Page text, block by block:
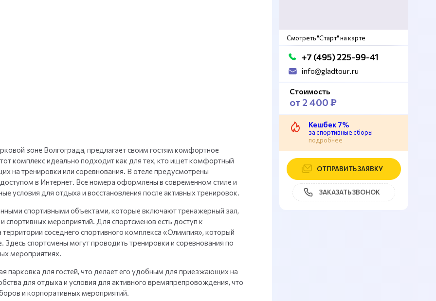
зоне Волгограда, предлагает своим гостям комфортное
комплекс идеально подходит как для тех, кто ищет комфортный
на тренировки или соревнования. В отеле предусмотрены
в Интернет. Все номера оформлены в современном стиле и
условия для отдыха и восстановления после активных тренировок.
спортивными объектами, которые включают тренажерный зал,
мероприятий. Для спортсменов есть доступ к
соседнего спортивного комплекса «Олимпия», который
Здесь спортсмены могут проводить тренировки и соревнования по
мероприятиях.
парковка для гостей, что делает его удобным для приезжающих на
для отдыха и условия для активного времяпрепровождения, что
и корпоративных мероприятий.
Смотреть "Старт" на карте
+7 (495) 225-99-41
info@gladtour.ru
Стоимость
от 2 400 ₽
Кешбек 7%
за спортивные сборы
подробнее
ОТПРАВИТЬ ЗАЯВКУ
ЗАКАЗАТЬ ЗВОНОК